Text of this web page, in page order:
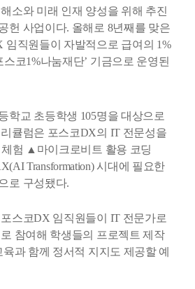
소와 미래 인재 양성을 위해 추진
헌 사업이다. 올해로 8년째를 맞은
임직원들이 자발적으로 급여의 1%
코1%나눔재단’ 기금으로 운영된
학교 초등학생 105명을 대상으로
큘럼은 포스코DX의 IT 전문성을
험 ▲마이크로비트 활용 코딩
Transformation) 시대에 필요한
로 구성됐다.
스코DX 임직원들이 IT 전문가로
참여해 학생들의 프로젝트 제작
과 함께 정서적 지지도 제공할 예